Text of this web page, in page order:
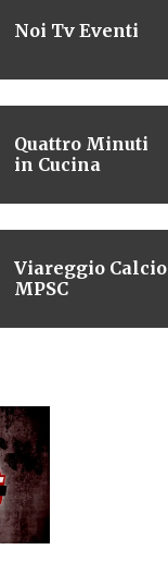
Noi Tv Eventi
Quattro Minuti
in Cucina
Viareggio Calcio
MPSC